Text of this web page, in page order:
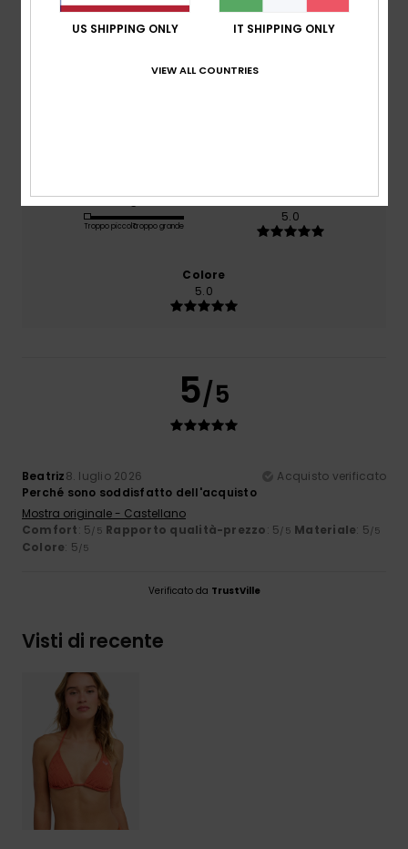
Il 0% dei nostri clienti consiglia questo prodotto
5.0
Taglia
Troppo piccoloTroppo grande
Materiale
5.0
Colore
5.0
5/5
Beatriz8. luglio 2026
Acquisto verificato
Perché sono soddisfatto dell'acquisto
Mostra originale - Castellano
Comfort: 5/5 Rapporto qualità-prezzo: 5/5 Materiale: 5/5
Colore: 5/5
Verificato da TrustVille
Visti di recente
US SHIPPING ONLY IT SHIPPING ONLY
VIEW ALL COUNTRIES